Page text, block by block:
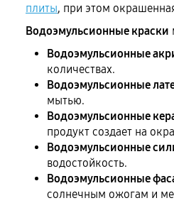
плиты, при этом
Водоэмульсионные краски
Водоэмульсионные
количествах.
Водоэмульсионные
мытью.
Водоэмульсионные
продукт создает на
Водоэмульсионные
водостойкость.
Водоэмульсионные
солнечным ожогам и